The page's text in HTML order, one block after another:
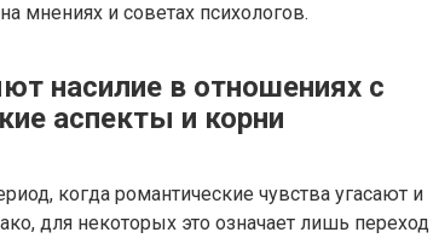
мнениях и советах психологов.
насилие в отношениях с
аспекты и корни
когда романтические чувства угасают и
для некоторых это означает лишь переход